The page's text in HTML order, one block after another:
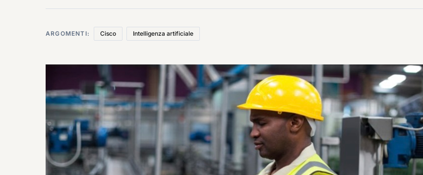
ARGOMENTI: Cisco Intelligenza artificiale